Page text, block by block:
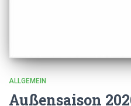
ALLGEMEIN
Außensaison